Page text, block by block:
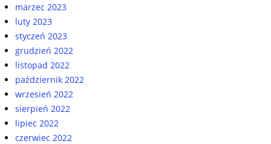
marzec 2023
luty 2023
styczeń 2023
grudzień 2022
listopad 2022
październik 2022
wrzesień 2022
sierpień 2022
lipiec 2022
czerwiec 2022